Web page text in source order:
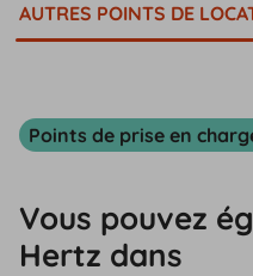
AUTRES POINTS DE
Points de prise en
Vous pouvez
Hertz dans